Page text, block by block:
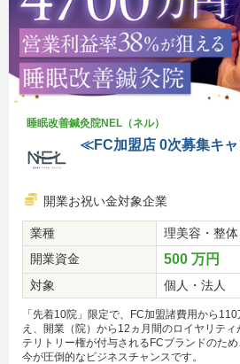
睡眠改善鍼灸院NEL（ネル）
≪FC加盟店 0次募集キ
開業お祝い金対象企業
業種
理美容・整
開業資金
500 万円
対象 個人・法人
「先着10院」限定で、FC加盟諸費用から
え、開業（院）から12ヵ月間のロイヤリテ
テリトリー権が付与されるFCブランドのた
今が圧倒的なビジネスチャンスです。